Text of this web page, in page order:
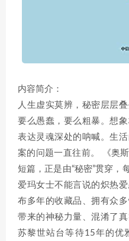
内容简介：
人生虚实莫辨，秘密层层
要么愚蠢，要么粗暴。想
表达灵魂深处的呐喊。生
案的问题一直往前。 《奥
短篇，正是由“秘密”贯穿，
爱玛女士不能言说的炽热
布多年的收藏品、拥有众
带来的神秘力量、混淆了
苏黎世站台等待15年的优